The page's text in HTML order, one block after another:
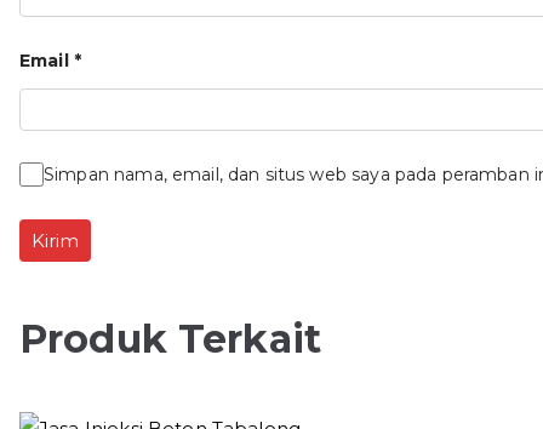
Email *
Simpan nama, email, dan situs web saya pada
Produk Terkait